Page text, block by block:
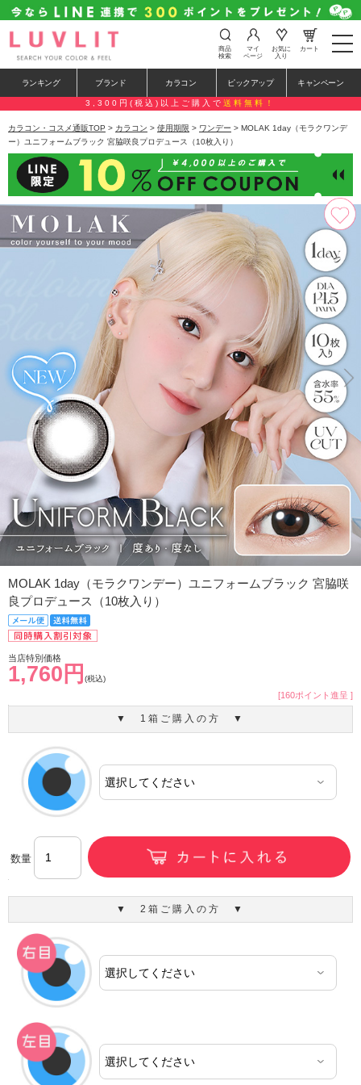
t
o
e
n
a
a
i
o
n
商品
検索
マイ
ページ
お気に
入り
カート
ランキング ブランド カラコン ピックアップ キャンペーン
3,300円(税込)以上ご購入で 送料無料！
カラコン・コスメ通販TOP > カラコン > 使用期限 > ワンデー > MOLAK 1day（モラクワンデ
ー）ユニフォームブラック 宮脇咲良プロデュース（10枚入り）
MOLAK 1day（モラクワンデー）ユニフォームブラック 宮脇咲
良プロデュース（10枚入り）
当店特別価格
1,760円 (税込)
[160ポイント進呈 ]
▼ 1箱ご購入の方 ▼
数量
▼ 2箱ご購入の方 ▼